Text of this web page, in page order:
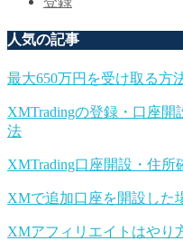
人気の記事
最大650万円を受け取る方
XMTradingの登録・口座
法
XMTrading口座開設・住
XMで追加口座を開設した
XMアフィリエイトはやり